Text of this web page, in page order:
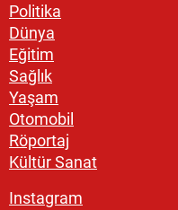
Politika
Dünya
Eğitim
Sağlık
Yaşam
Otomobil
Röportaj
Kültür Sanat
Instagram